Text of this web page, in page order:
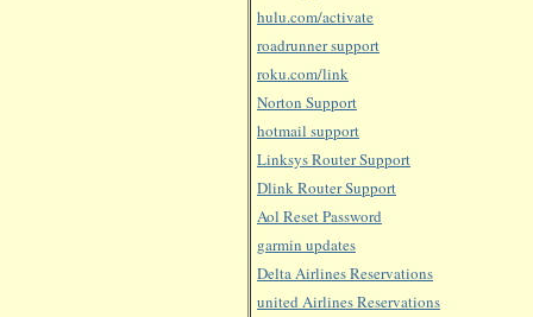
hulu.com/activate
roadrunner support
roku.com/link
Norton Support
hotmail support
Linksys Router Support
Dlink Router Support
Aol Reset Password
garmin updates
Delta Airlines Reservations
united Airlines Reservations